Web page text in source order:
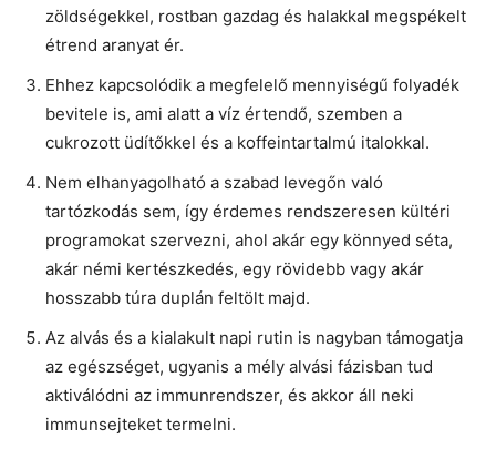
zöldségekkel, rostban gazdag és halakkal megspékelt
étrend aranyat ér.
Ehhez kapcsolódik a megfelelő mennyiségű folyadék
bevitele is, ami alatt a víz értendő, szemben a
cukrozott üdítőkkel és a koffeintartalmú italokkal.
Nem elhanyagolható a szabad levegőn való
tartózkodás sem, így érdemes rendszeresen kültéri
programokat szervezni, ahol akár egy könnyed séta,
akár némi kertészkedés, egy rövidebb vagy akár
hosszabb túra duplán feltölt majd.
Az alvás és a kialakult napi rutin is nagyban támogatja
az egészséget, ugyanis a mély alvási fázisban tud
aktiválódni az immunrendszer, és akkor áll neki
immunsejteket termelni.